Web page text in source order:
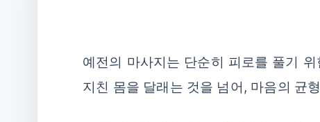
예전의 마사지는 단순히 피로를 풀기
지친 몸을 달래는 것을 넘어, 마음의 균